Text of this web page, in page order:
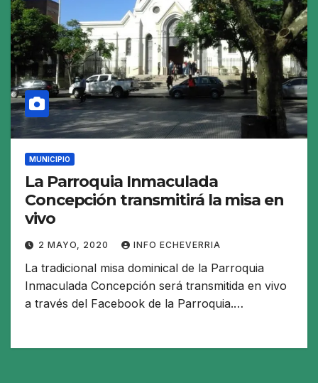
MUNICIPIO
La Parroquia Inmaculada
Concepción transmitirá la misa en
vivo
2 MAYO, 2020 INFO ECHEVERRIA
La tradicional misa dominical de la Parroquia
Inmaculada Concepción será transmitida en vivo
a través del Facebook de la Parroquia.…